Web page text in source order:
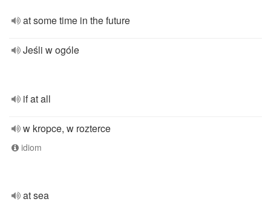
at some time in the future
Jeśli w ogóle
if at all
w kropce, w rozterce
idiom
at sea